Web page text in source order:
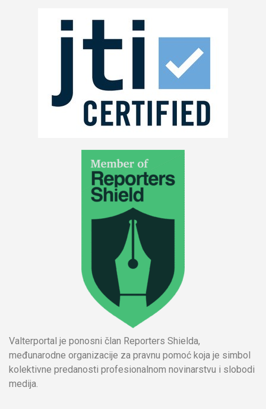
Valterportal je ponosni član Reporters Shielda,
međunarodne organizacije za pravnu pomoć koja je simbol
kolektivne predanosti profesionalnom novinarstvu i slobodi
medija.